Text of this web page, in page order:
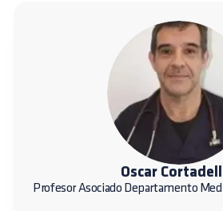
Oscar
Profesor Asociado Departamento